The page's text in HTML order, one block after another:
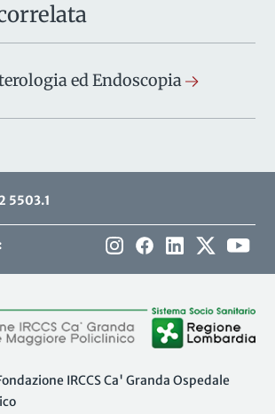
ed Endoscopia
5503.1
IRCCS Ca' Granda Ospedale